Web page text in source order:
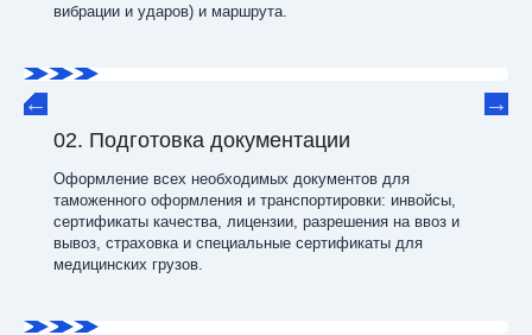
вибрации и ударов) и маршрута.
02. Подготовка документации
Оформление всех необходимых документов для
таможенного оформления и транспортировки: инвойсы,
сертификаты качества, лицензии, разрешения на ввоз и
вывоз, страховка и специальные сертификаты для
медицинских грузов.